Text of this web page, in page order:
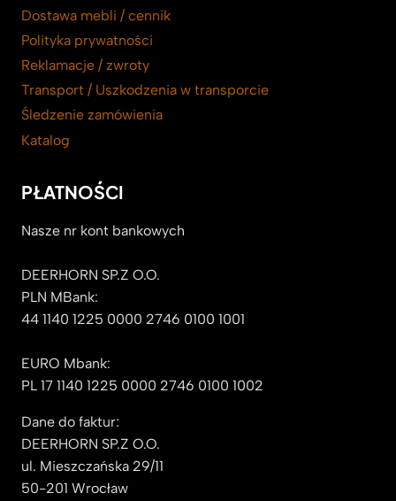
Dostawa mebli / cennik
Polityka prywatności
Reklamacje / zwroty
Transport / Uszkodzenia w transporcie
Śledzenie zamówienia
Katalog
PŁATNOŚCI
Nasze nr kont bankowych
DEERHORN SP.Z O.O.
PLN MBank:
44 1140 1225 0000 2746 0100 1001
EURO Mbank:
PL 17 1140 1225 0000 2746 0100 1002
Dane do faktur:
DEERHORN SP.Z O.O.
ul. Mieszczańska 29/11
50-201 Wrocław